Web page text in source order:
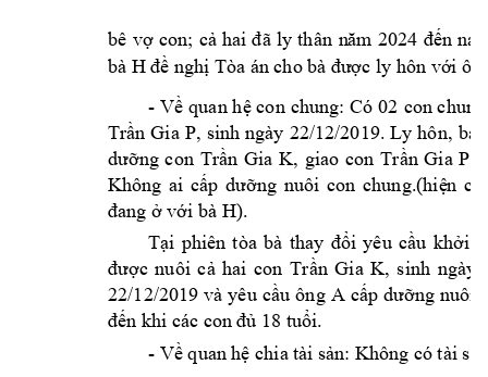
bê vợ con; cả hai đã ly thân năm 2024 đến
bà H đề nghị Tòa án cho bà được ly hôn với
- Về quan hệ con chung: Có 02 con
Trần Gia P, sinh ngày 22/12/2019. Ly hôn, bà
dưỡng con Trần Gia K, giao con Trần Gia P
Không ai cấp dưỡng nuôi con chung.(hiện
đang ở với bà H).
Tại phiên tòa bà thay đổi yêu cầu khởi
được nuôi cả hai con Trần Gia K, sinh ngày
22/12/2019 và yêu cầu ông A cấp dưỡng nuôi
đến khi các con đủ 18 tuổi.
- Về quan hệ chia tài sản: Không có tài